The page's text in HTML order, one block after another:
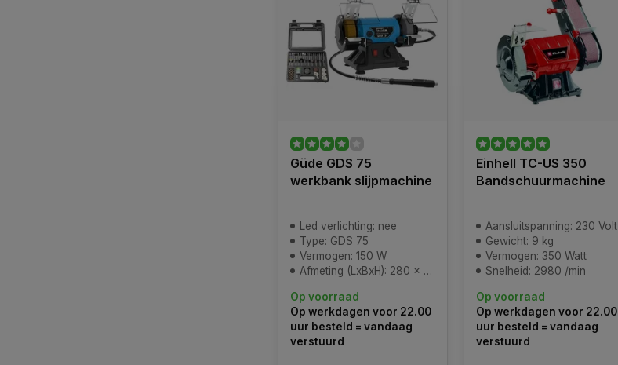
Güde GDS 75
werkbank slijpmachine
Led verlichting: nee
Type: GDS 75
Vermogen: 150 W
Afmeting (LxBxH): 280 x 130 x 185 mm
Op voorraad
Op werkdagen voor 22.00
uur besteld = vandaag
verstuurd
Einhell TC-US 350
Bandschuurmachine
Aansluitspanning: 230 Volt
Gewicht: 9 kg
Vermogen: 350 Watt
Snelheid: 2980 /min
Op voorraad
Op werkdagen voor 22.00
uur besteld = vandaag
verstuurd